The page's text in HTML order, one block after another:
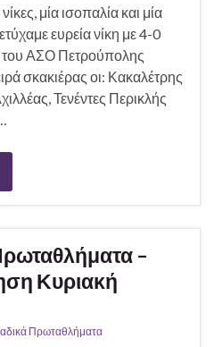
μία ισοπαλία και μία
ευρεία νίκη με 4-0
του ΑΣΟ Πετρούπολης
σκακιέρας οι: Κακαλέτρης
Τενέντες Περικλής
–
Κυριακή
Πρωταθλήματα